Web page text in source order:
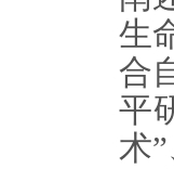
生
合
平
术